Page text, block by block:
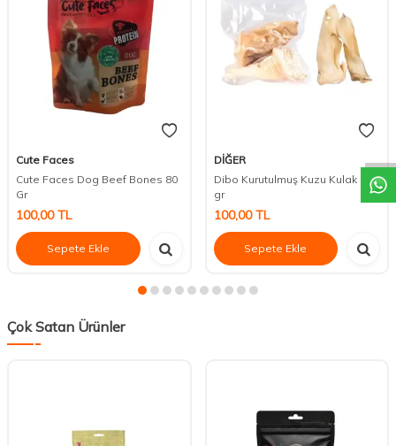
DESTEK
Cute Faces
Cute Faces Dog Beef Bones 80
Gr
100,00TL
Sepete Ekle
DİĞER
Dibo Kurutulmuş Kuzu Kulak 100
gr
100,00TL
Sepete Ekle
Çok Satan Ürünler